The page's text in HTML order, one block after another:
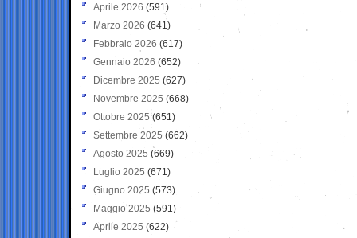
Aprile 2026 (591)
Marzo 2026 (641)
Febbraio 2026 (617)
Gennaio 2026 (652)
Dicembre 2025 (627)
Novembre 2025 (668)
Ottobre 2025 (651)
Settembre 2025 (662)
Agosto 2025 (669)
Luglio 2025 (671)
Giugno 2025 (573)
Maggio 2025 (591)
Aprile 2025 (622)